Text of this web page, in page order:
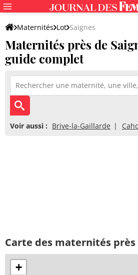
Maternités Lot Saignes
Maternités près de
guide complet
Voir aussi : Brive-la-Gaillarde
Carte des maternités près
+